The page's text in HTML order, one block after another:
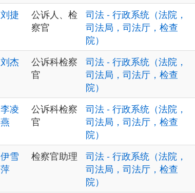
刘捷
公诉人、检
察官
司法 - 行政系统（法院，
司法局，司法厅，检查
院）
刘杰
公诉科检察
官
司法 - 行政系统（法院，
司法局，司法厅，检查
院）
李凌
燕
公诉科检察
官
司法 - 行政系统（法院，
司法局，司法厅，检查
院）
伊雪
萍
检察官助理
司法 - 行政系统（法院，
司法局，司法厅，检查
院）